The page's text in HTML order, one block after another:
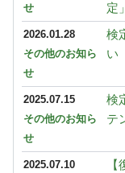
せ
定
2026.01.28
その他のお知ら
せ
検
い
2025.07.15
その他のお知ら
せ
検
テ
2025.07.10